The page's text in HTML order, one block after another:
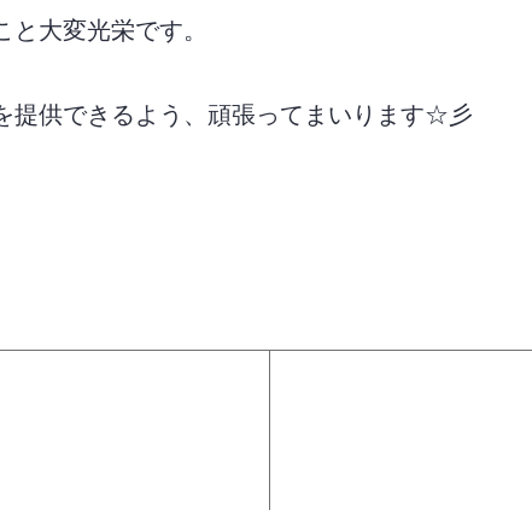
大変光栄です。
提供できるよう、頑張ってまいります☆彡